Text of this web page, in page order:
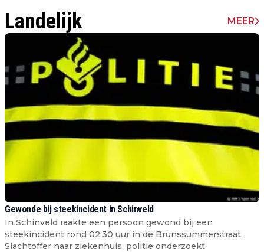
Landelijk MEER
Gewonde bij steekincident in Schinveld
In Schinveld raakte een persoon gewond bij een
steekincident rond 02.30 uur in de Brunssummerstraat.
Slachtoffer naar ziekenhuis, politie onderzoekt.